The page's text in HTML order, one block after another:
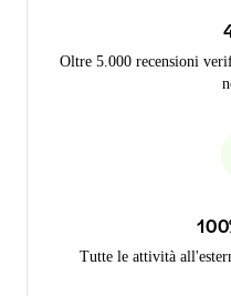
Oltre 5.000 recensioni
Tutte le attività